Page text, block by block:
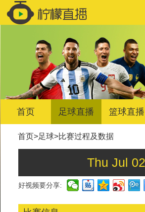
首页 足球直播 篮球直播
首页>足球>比赛过程及数据
Thu Jul
好视频要分享: